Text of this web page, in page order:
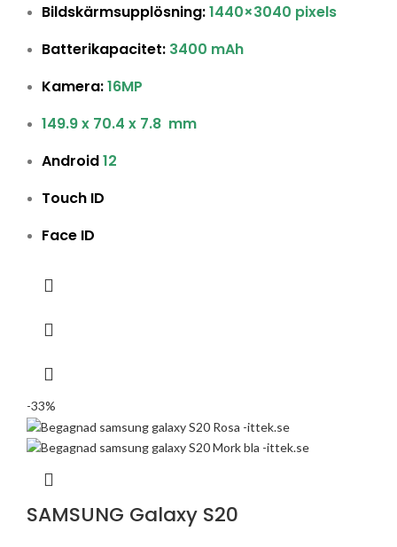
Bildskärmsupplösning:1440×3040 pixels
Batterikapacitet: 3400 mAh
Kamera:16MP
149.9 x 70.4 x 7.8 mm
Android12
Touch ID
Face ID
-33%
SAMSUNG Galaxy S20